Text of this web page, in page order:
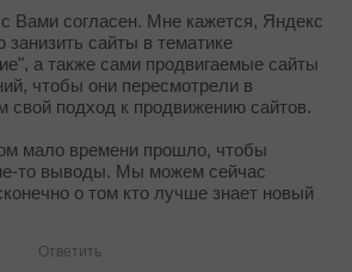
Вами согласен. Мне кажется, Яндекс
занизить сайты в тематике
а также сами продвигаемые сайты
чтобы они пересмотрели в
свой подход к продвижению сайтов.
мало времени прошло, чтобы
то выводы. Мы можем сейчас
о том кто лучше знает новый
Ответить